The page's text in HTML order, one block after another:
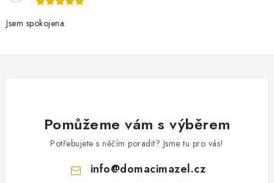
Jsem spokojena.
Pomůžeme vám s výběrem
Potřebujete s něčím poradit? Jsme tu pro vás!
info@domacimazel.cz